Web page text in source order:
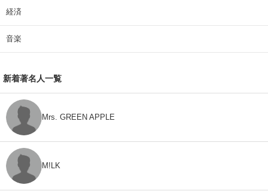
経済
音楽
新着著名人一覧
Mrs. GREEN APPLE
M!LK